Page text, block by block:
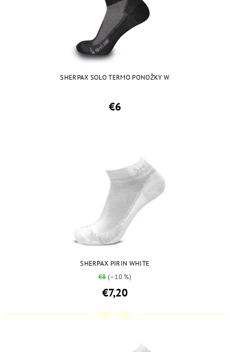
SHERPAX SOLO TERMO PONOŽKY W
€6
SHERPAX PIRIN WHITE
€8(–10 %)
€7,20